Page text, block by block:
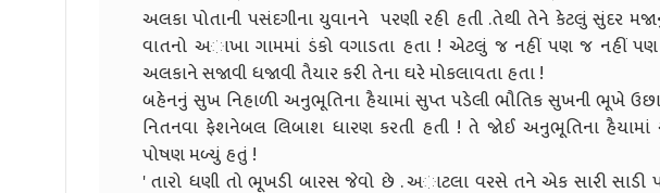
અલકા પોતાની પસંદગીના યુવાનને પરણી રહી હતી .તેથી તેને કેટલું સુંદર
વાતનો અાખા ગામમાં ડંકો વગાડતા હતા ! એટલું જ નહીં પણ જ નહીં
અલકાને સજાવી ધજાવી તૈયાર કરી તેના ઘરે મોકલાવતા હતા !
બહેનનું સુખ નિહાળી અનુભૂતિના હૈયામાં સુપ્ત પડેલી ભૌતિક સુખની ભૂખે
નિતનવા ફેશનેબલ લિબાશ ધારણ કરતી હતી ! તે જોઈ અનુભૂતિના હૈયામાં
પોષણ મળ્યું હતું !
' તારો ધણી તો ભૂખડી બારસ જેવો છે . અાટલા વરસે તને એક સારી